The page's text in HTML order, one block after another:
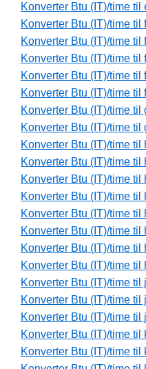
Konverter Btu (IT)/time til
Konverter Btu (IT)/time til
Konverter Btu (IT)/time til
Konverter Btu (IT)/time til
Konverter Btu (IT)/time til
Konverter Btu (IT)/time til
Konverter Btu (IT)/time
Konverter Btu (IT)/time til
Konverter Btu (IT)/time til
Konverter Btu (IT)/time til
Konverter Btu (IT)/time
Konverter Btu (IT)/time
Konverter Btu (IT)/time
Konverter Btu (IT)/time
Konverter Btu (IT)/time
Konverter Btu (IT)/time
Konverter Btu (IT)/time til
Konverter Btu (IT)/time til
Konverter Btu (IT)/time til
Konverter Btu (IT)/time til
Konverter Btu (IT)/time til